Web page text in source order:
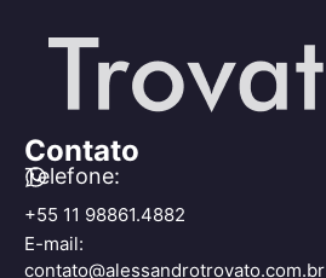
Contato
Telefone:
+55 11 98861.4882
E-mail:
contato@alessandrotrovato.com.br